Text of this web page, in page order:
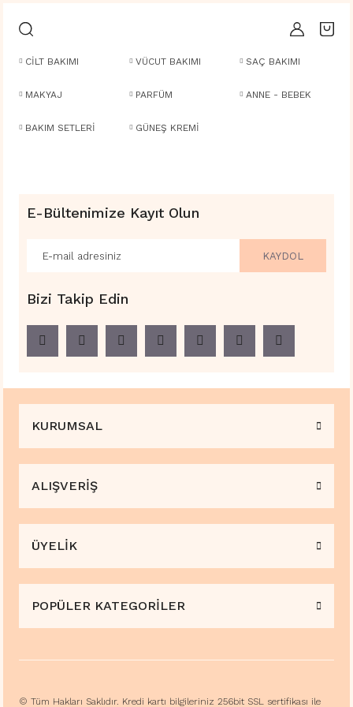
CİLT BAKIMI VÜCUT BAKIMI SAÇ BAKIMI
MAKYAJ PARFÜM ANNE - BEBEK
BAKIM SETLERİ GÜNEŞ KREMİ
E-Bültenimize Kayıt Olun
KAYDOL
Bizi Takip Edin
KURUMSAL
ALIŞVERİŞ
ÜYELİK
POPÜLER KATEGORİLER
© Tüm Hakları Saklıdır. Kredi kartı bilgileriniz 256bit SSL sertifikası ile